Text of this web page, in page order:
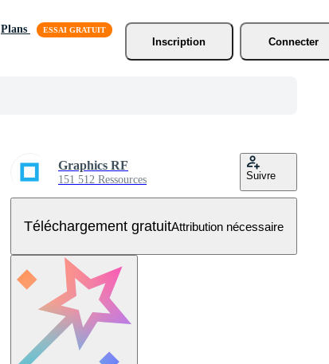
Plans
Inscription
Connecter
Graphics RF
151 512 Ressources Suivre
Téléchargement gratuitAttribution nécessaire